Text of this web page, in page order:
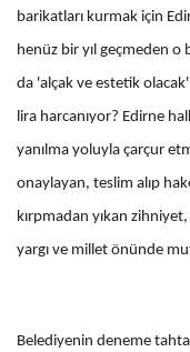
barikatları kurmak için
henüz bir yıl geçmeden o
da 'alçak ve estetik
lira harcanıyor? Edirne
yanılma yoluyla çarçur
onaylayan, teslim alıp
kırpmadan yıkan
yargı ve millet önünde
Belediyenin deneme